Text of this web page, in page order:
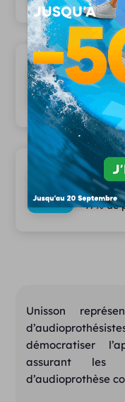
Les
12
Des
97% de
Unisson
démocratiser
assurant les
d’audioprothèse